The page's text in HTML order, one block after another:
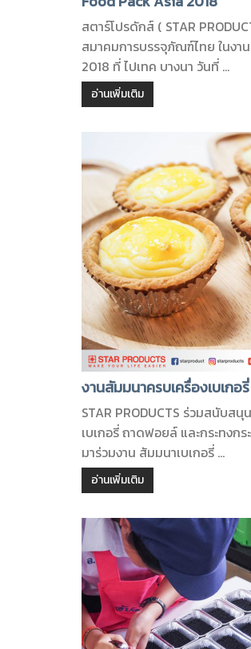
สตาร์โปรดักส์ ( STAR
สมาคมการบรรจุภัณฑ์ไทย ในงา
2018 ที่ ไปเทค บางนา วันที่ ...
อ่านเพิ่มเติม
งานสัมมนาครบเครื่องเบเกอรี่
STAR PRODUCTS ร่วมสนับส
เบเกอรี่ ถาดฟอยล์ และกระทงก
มาร่วมงาน สัมมนาเบเกอรี่ ...
อ่านเพิ่มเติม